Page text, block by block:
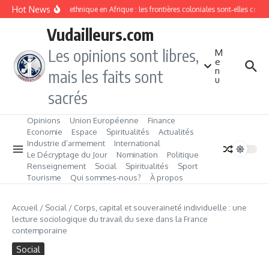
Aller au contenu
Hot NewsDivision ethnique en Afrique : les frontières coloniales sont‑elles
Vudailleurs.com
Les opinions sont libres,
mais les faits sont
sacrés
M
e
n
u
Opinions Union Européenne
Finance
Economie
Espace Spiritualités
Actualités
Industrie d’armement
International
Le Décryptage du Jour
Nomination
Politique
Renseignement
Social Spiritualités
Sport
Tourisme
Qui sommes‑nous? À propos
Accueil / Social / Corps, capital et souveraineté individuelle : une
lecture sociologique du travail du sexe dans la France
contemporaine
Social